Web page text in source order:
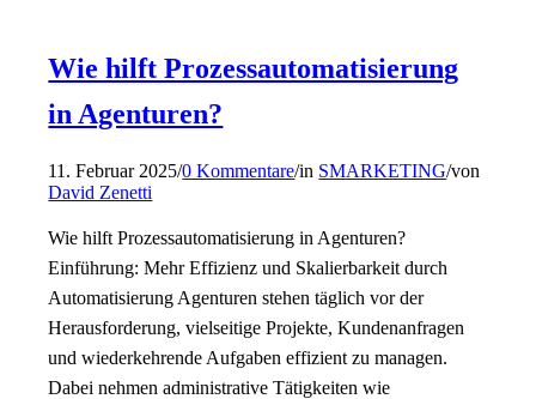
Wie hilft Prozessautomatisierung
in Agenturen?
11. Februar 2025/0 Kommentare/in SMARKETING/von
David Zenetti
Wie hilft Prozessautomatisierung in Agenturen?
Einführung: Mehr Effizienz und Skalierbarkeit durch
Automatisierung Agenturen stehen täglich vor der
Herausforderung, vielseitige Projekte, Kundenanfragen
und wiederkehrende Aufgaben effizient zu managen.
Dabei nehmen administrative Tätigkeiten wie